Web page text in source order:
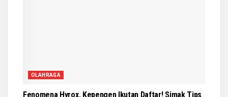
OLAHRAGA
Fenomena Hyrox, Kepengen Ikutan Daftar! Simak Tips